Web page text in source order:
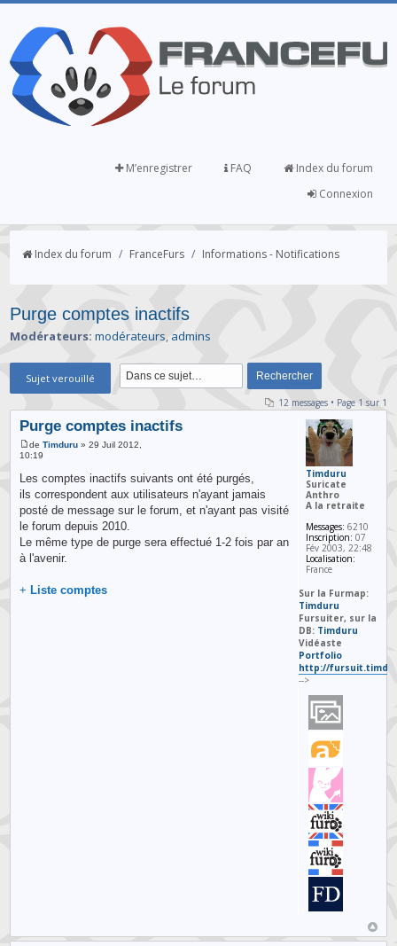
Index du forum
FAQ
M’enregistrer
Connexion
Index du forum / FranceFurs / Informations - Notifications
Purge comptes inactifs
Modérateurs: modérateurs, admins
Sujet verouillé
12 messages • Page 1 sur 1
Purge comptes inactifs
deTimduru » 29 Juil 2012,
10:19
Les comptes inactifs suivants ont été purgés,
ils correspondent aux utilisateurs n'ayant jamais
posté de message sur le forum, et n'ayant pas visité
le forum depuis 2010.
Le même type de purge sera effectué 1-2 fois par an
à l'avenir.
+Liste comptes
Timduru
Suricate
Anthro
A la retraite
Messages: 6210
Inscription: 07
Fév 2003, 22:48
Localisation:
France
Sur la Furmap:
Timduru
Fursuiter, sur la
DB: Timduru
Vidéaste
Portfolio
http://
-->